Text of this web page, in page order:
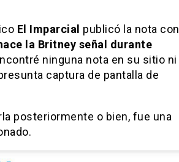
El Imparcial publicó la nota con
la Britney señal durante
ninguna nota en su sitio ni
captura de pantalla de
posteriormente o bien, fue una